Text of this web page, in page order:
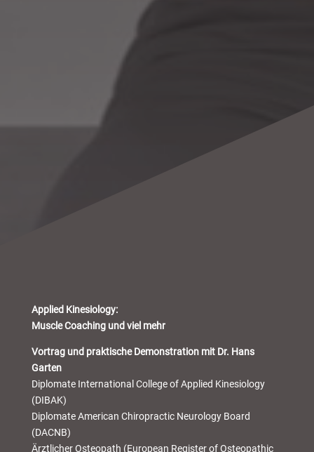
Applied Kinesiology:
Muscle Coaching und viel mehr
Vortrag und praktische Demonstration mit Dr. Hans
Garten
Diplomate International College of Applied Kinesiology
(DIBAK)
Diplomate American Chiropractic Neurology Board
(DACNB)
Ärztlicher Osteopath (European Register of Osteopathic